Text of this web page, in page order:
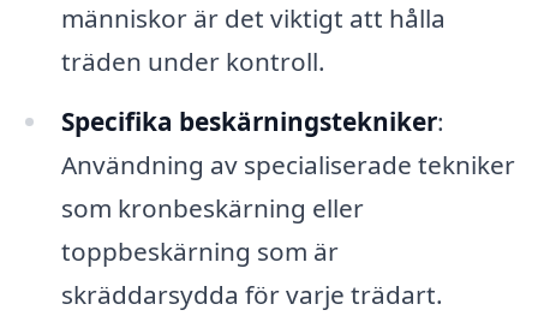
människor är det viktigt att hålla
träden under kontroll.
Specifika beskärningstekniker:
Användning av specialiserade tekniker
som kronbeskärning eller
toppbeskärning som är
skräddarsydda för varje trädart.